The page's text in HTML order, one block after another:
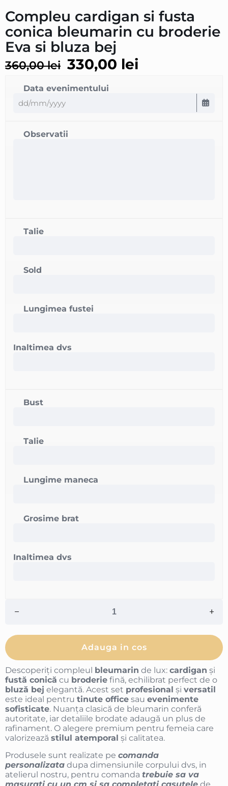
Compleu cardigan si fusta
conica bleumarin cu broderie
Eva si bluza bej
360,00lei 330,00 lei
Data evenimentului
Observatii
Talie
Sold
Lungimea fustei
Inaltimea dvs
Bust
Talie
Lungime maneca
Grosime brat
Inaltimea dvs
Adauga in cos
Descoperiți compleul bleumarin de lux: cardigan și
fustă conică cu broderie fină, echilibrat perfect de o
bluză bej elegantă. Acest set profesional și versatil
este ideal pentru tinute office sau evenimente
sofisticate. Nuanța clasică de bleumarin conferă
autoritate, iar detaliile brodate adaugă un plus de
rafinament. O alegere premium pentru femeia care
valorizează stilul atemporal și calitatea.
Produsele sunt realizate pe comanda
personalizata dupa dimensiunile corpului dvs, in
atelierul nostru, pentru comanda trebuie sa va
masurati cu un cm si sa completati casutele de